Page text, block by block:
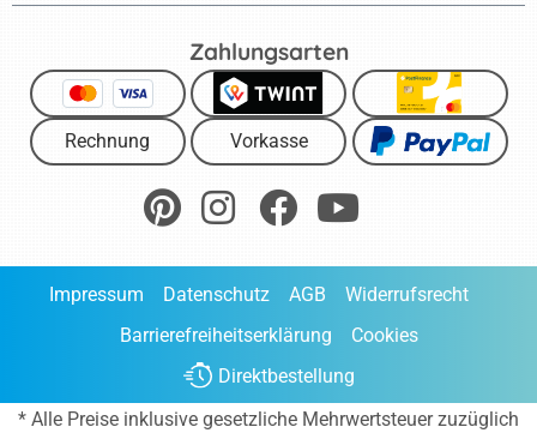
Zahlungsarten
Rechnung Vorkasse
Impressum Datenschutz AGB
Widerrufsrecht
Barrierefreiheitserklärung
Cookies
Direktbestellung
* Alle Preise inklusive gesetzliche Mehrwertsteuer zuzüglich